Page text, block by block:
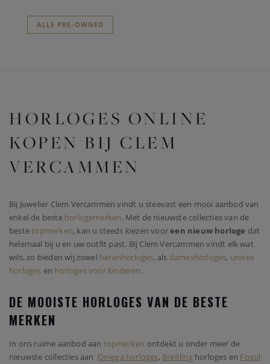
ALLE PRE-OWNED
HORLOGES ONLINE
KOPEN BIJ CLEM
VERCAMMEN
Bij Juwelier Clem Vercammen vindt u steevast een mooi aanbod van
enkel de beste horlogemerken. Met de nieuwste collecties van de
bestetopmerken, kan u steeds kiezen vooreen nieuw horloge dat
helemaal bij u en uw outfit past. Bij Clem Vercammen vindt elk wat
wils, zo bieden wij zowel herenhorloges, als dameshorloges, unisex
horloges en horloges voor kinderen.
DE MOOISTE HORLOGES VAN DE BESTE
MERKEN
In ons ruime aanbod aan topmerken ontdekt u onder meer de
nieuwste collecties aan Omega horloges, Breitlinghorloges en Fossil